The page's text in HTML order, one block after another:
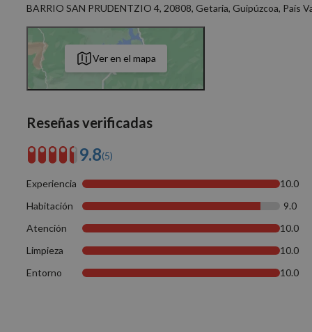
La playa queda a poco más de 15 minutos andando, San
BARRIO SAN PRUDENTZIO 4, 20808, Getaria, Guipúzcoa, País
Ver en el mapa
Reseñas verificadas
9.8(5)
Experiencia
10.0
Habitación
9.0
Atención
10.0
Limpieza
10.0
Entorno
10.0